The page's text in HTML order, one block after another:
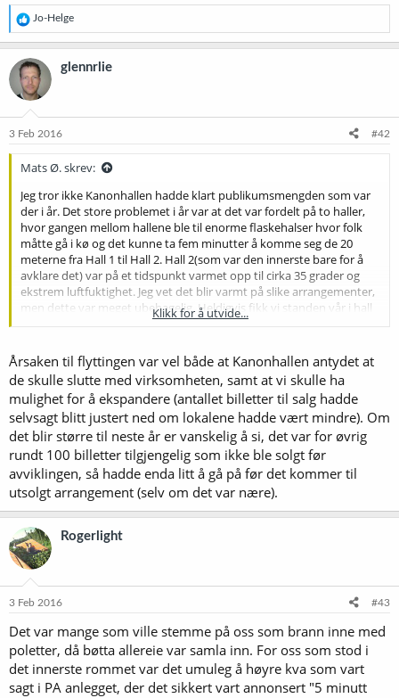
R
e
a
k
s
j
o
e
Jo-Helge
glennrlie
3 Feb 2016 #42
Mats Ø. skrev:
Jeg tror ikke Kanonhallen hadde klart publikumsmengden som var
der i år. Det store problemet i år var at det var fordelt på to haller,
hvor gangen mellom hallene ble til enorme flaskehalser hvor folk
måtte gå i kø og det kunne ta fem minutter å komme seg de 20
meterne fra Hall 1 til Hall 2. Hall 2(som var den innerste bare for å
avklare det) var på et tidspunkt varmet opp til cirka 35 grader og
ekstrem luftfuktighet. Jeg vet det blir varmt på slike arrangementer,
men dette var meget ubehagelig. Heldigvis fikk vi standen vår i hall
1, men jeg synes synd på de som sto og serverte, skar kjøtt, snakket,
jeg vil tørre å påstå at det bare kommer til å bli større neste år nå
som ølbrygging er i så stor vekst som det er for øyeblikket.
Klikk for å utvide...
Årsaken til flyttingen var vel både at Kanonhallen antydet at
de skulle slutte med virksomheten, samt at vi skulle ha
mulighet for å ekspandere (antallet billetter til salg hadde
selvsagt blitt justert ned om lokalene hadde vært mindre). Om
det blir større til neste år er vanskelig å si, det var for øvrig
rundt 100 billetter tilgjengelig som ikke ble solgt før
avviklingen, så hadde enda litt å gå på før det kommer til
utsolgt arrangement (selv om det var nære).
Rogerlight
3 Feb 2016 #43
Det var mange som ville stemme på oss som brann inne med
poletter, då bøtta allereie var samla inn. For oss som stod i
det innerste rommet var det umuleg å høyre kva som vart
sagt i PA anlegget, der det sikkert vart annonsert "5 minutt